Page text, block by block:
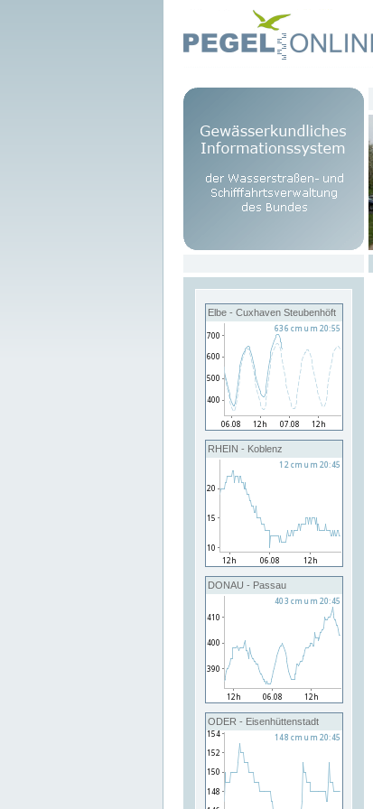
Elbe - Cuxhaven Steubenhöft
RHEIN - Koblenz
DONAU - Passau
ODER - Eisenhüttenstadt